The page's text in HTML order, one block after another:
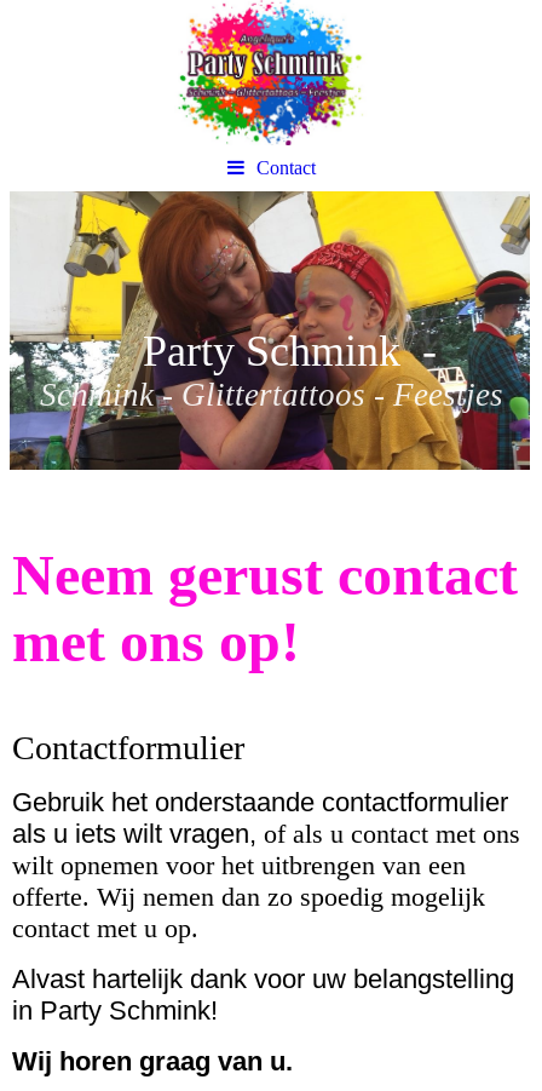
Contact
- Party Schmink -
Schmink - Glittertattoos - Feestjes
Neem gerust contact
met ons op!
Contactformulier
Gebruik het onderstaande contactformulier
als u iets wilt vragen, of als u contact met ons
wilt opnemen voor het uitbrengen van een
offerte. Wij nemen dan zo spoedig mogelijk
contact met u op.
Alvast hartelijk dank voor uw belangstelling
in Party Schmink!
Wij horen graag van u.